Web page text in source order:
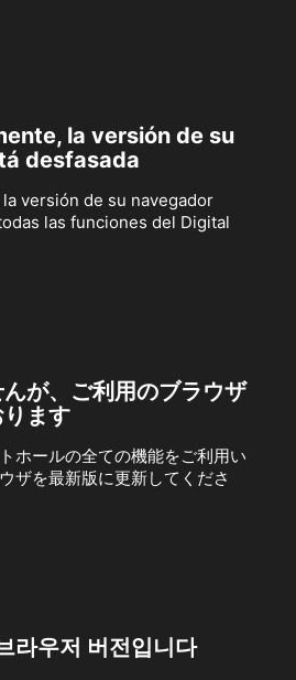
la versión de su
desfasada
versión de su navegador
las funciones del Digital
が、ご利用のブラウザ
ます
ホールの全ての機能をご利用い
ザを最新版に更新してくださ
라우저 버전입니다